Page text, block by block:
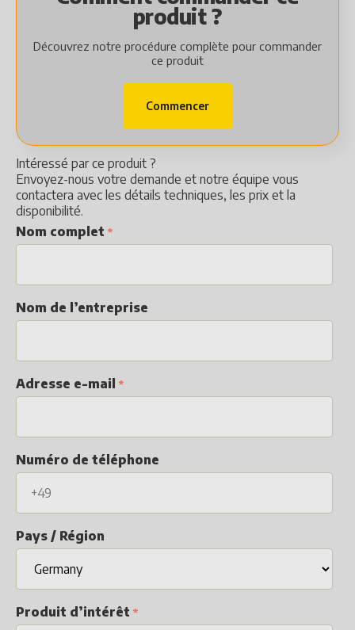
produit ?
Découvrez notre procédure complète pour commander
ce produit
Commencer
Intéressé par ce produit ?
Envoyez-nous votre demande et notre équipe vous
contactera avec les détails techniques, les prix et la
disponibilité.
Nom complet
Nom de l’entreprise
Adresse e-mail
Numéro de téléphone
Pays / Région
Produit d’intérêt